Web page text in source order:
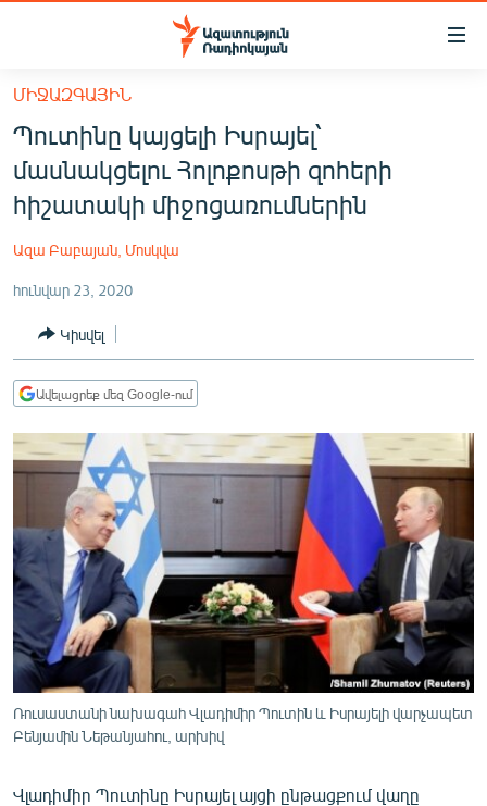
Մատչելիության
հիմնական
բովանդակությանը
Անցնել
հիմնական
մենյուին
ՀԱՅԱՍՏԱՆ
ՔԱՂԱՔԱԿԱՆ
ՏՆՏԵՍՈՒԹՅՈՒՆ
ՂԱՐԱԲԱՂ
ՏԱՐԱԾԱՇՐՋԱՆ
ՄԻՋԱԶԳԱՅԻՆ
ՄՇԱԿՈՒՅԹ
ՍՊՈՐՏ
ՄԵԿՆԱԲԱՆՈՒԹՅՈՒՆ
ՏՏ ԵՒ ԻՆՏԵՐՆԵՏ
ԱՐԽԻՎ
ՄԻՋԱԶԳԱՅԻՆ
Պուտինը կայցելի Իսրայել՝
մասնակցելու Հոլոքոսթի զոհերի
հիշատակի միջոցառումներին
Ազա Բաբայան, Մոսկվա
հունվար 23, 2020
Կիսվել
Ավելացրեք մեզ Google-ում
Ռուսաստանի նախագահ Վլադիմիր Պուտին և Իսրայելի վարչապետ
Բենյամին Նեթանյահու, արխիվ
Վլադիմիր Պուտինը Իսրայել այցի ընթացքում վաղը